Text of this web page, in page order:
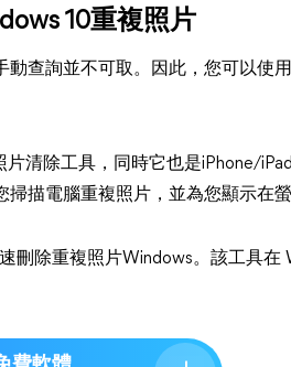
10重複照片
查詢並不可取。因此，您可以使
清除工具，同時它也是iPhone/
描電腦重複照片，並為您顯示在
刪除重複照片Windows。該工具在